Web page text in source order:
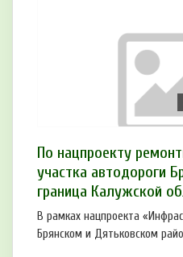
По нацпроекту
участка автодороги
граница Калужской
В рамках нацпроекта
Брянском и Дятьковском